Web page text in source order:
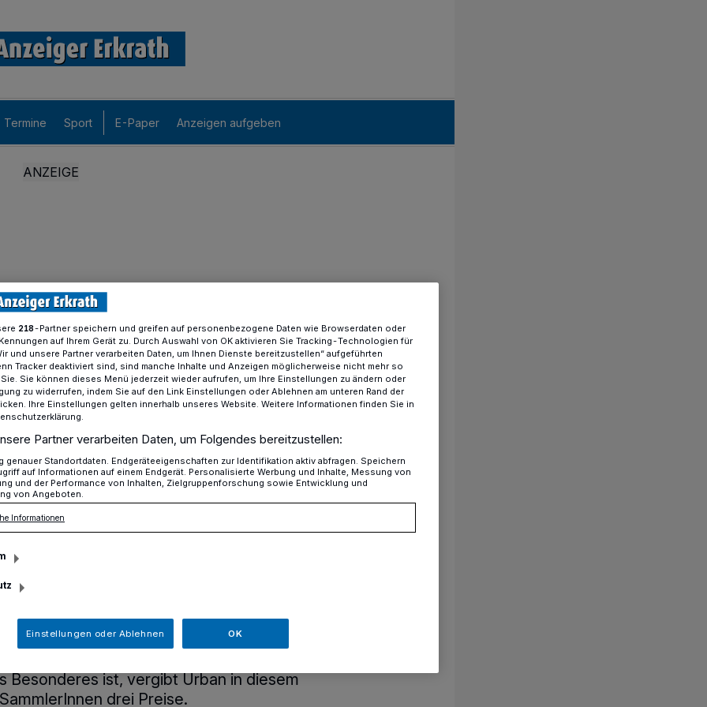
Termine Sport E-Paper Anzeigen aufgeben
Preisträger des Sammelwettbewerbs
im Neandertal übergeben
Preisträger
Ratsmitglied Peter Urban zur
Eicheln für das Wildtiergehege
gibt es – coronapausenbedingt – die
Besonderes ist, vergibt Urban in diesem
drei Preise.
218-Partner speichern und greifen auf personenbezogene Daten wie Browserdaten oder
auf Ihrem Gerät zu. Durch Auswahl von OK aktivieren Sie Tracking-Technologien für
und unsere Partner verarbeiten Daten, um Ihnen Dienste bereitzustellen“ aufgeführten
Tracker deaktiviert sind, sind manche Inhalte und Anzeigen möglicherweise nicht mehr so
Sie können dieses Menü jederzeit wieder aufrufen, um Ihre Einstellungen zu ändern oder
zu widerrufen, indem Sie auf den Link Einstellungen oder Ablehnen am unteren Rand der
Ihre Einstellungen gelten innerhalb unseres Website. Weitere Informationen finden Sie in
Partner verarbeiten Daten, um Folgendes bereitzustellen:
genauer Standortdaten. Endgeräteeigenschaften zur Identifikation aktiv abfragen. Speichern
auf Informationen auf einem Endgerät. Personalisierte Werbung und Inhalte, Messung von
und der Performance von Inhalten, Zielgruppenforschung sowie Entwicklung und
von Angeboten.
Informationen
Einstellungen oder Ablehnen OK